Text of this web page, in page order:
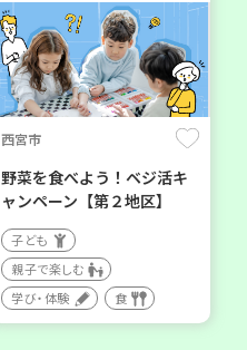
西宮市
野菜を食べよう！ベジ活キ
ャンペーン【第２地区】
子ども
親子で楽しむ
学び・体験
食